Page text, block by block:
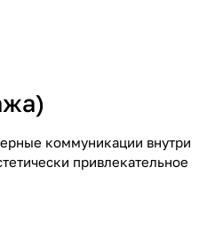
коммуникации внутри
привлекательное